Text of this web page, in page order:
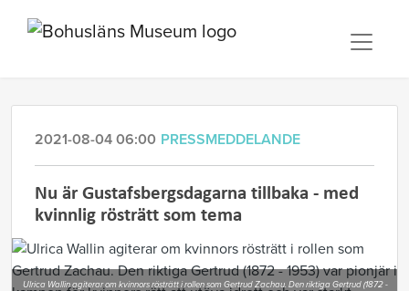
2021-08-04 06:00 PRESSMEDDELANDE
Nu är Gustafsbergsdagarna tillbaka - med
kvinnlig rösträtt som tema
Ulrica Wallin agiterar om kvinnors rösträtt i rollen som Gertrud Zachau. Den riktiga Gertrud (1872 -